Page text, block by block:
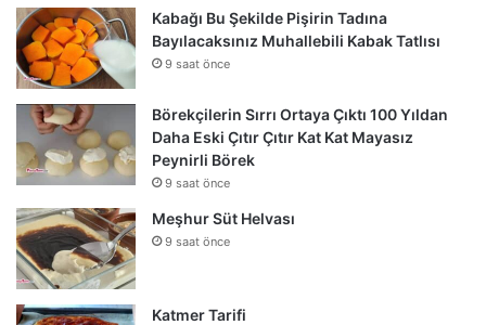
Kabağı Bu Şekilde Pişirin Tadına
Bayılacaksınız Muhallebili Kabak Tatlısı
9 saat önce
Börekçilerin Sırrı Ortaya Çıktı 100 Yıldan
Daha Eski Çıtır Çıtır Kat Kat Mayasız
Peynirli Börek
9 saat önce
Meşhur Süt Helvası
9 saat önce
Katmer Tarifi